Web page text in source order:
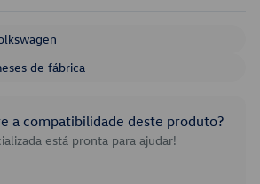
de fábrica
a compatibilidade deste produto?
está pronta para ajudar!